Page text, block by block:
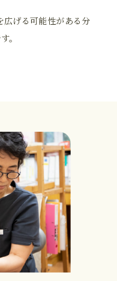
広げる可能性がある分
。